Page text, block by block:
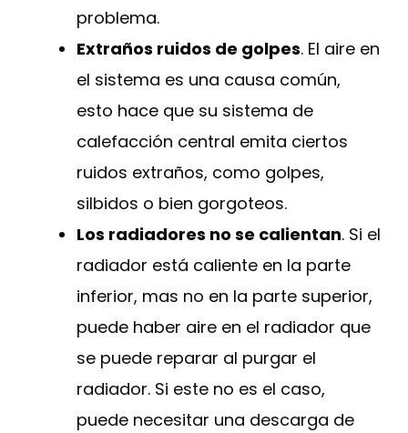
problema.
Extraños ruidos de golpes. El aire en
el sistema es una causa común,
esto hace que su sistema de
calefacción central emita ciertos
ruidos extraños, como golpes,
silbidos o bien gorgoteos.
Los radiadores no se calientan. Si el
radiador está caliente en la parte
inferior, mas no en la parte superior,
puede haber aire en el radiador que
se puede reparar al purgar el
radiador. Si este no es el caso,
puede necesitar una descarga de